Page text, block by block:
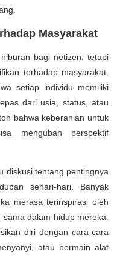
Masyarakat
bagi netizen, tetapi
terhadap masyarakat.
setiap individu memiliki
dari usia, status, atau
bahwa keberanian untuk
mengubah perspektif
diskusi tentang pentingnya
sehari-hari. Banyak
merasa terinspirasi oleh
dalam hidup mereka.
diri dengan cara-cara
atau bermain alat